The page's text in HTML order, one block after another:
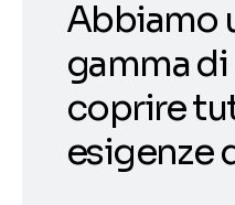
Abbiamo
gamma
coprire
esigenze